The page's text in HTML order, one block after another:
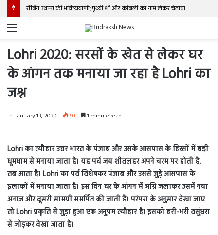
रॉबिन उथप्पा की भविष्यवाणी; पृथ्वी शॉ और कांबली का नाम लेकर चेताया
Menu
Lohri 2020: सरसों के खेत से लेकर घर
के आंगन तक मनाया जा रहा है Lohri का
जश्न
January 13, 2020 93 1 minute read
Lohri का त्यौहार उत्तर भारत के पंजाब और उसके आसपास के हिस्सों में बड़ी
धूमधाम से मनाया जाता है। यह पर्व जब शीतलहर अपने चरम पर होती है,
तब आता है। Lohri का पर्व विशेषकर पंजाब और उससे जुड़े आसपास के
इलाकों में मनाया जाता है। इस दिन घर के आंगन में अग्नि जलाकर उसमें नया
अनाज और दूसरी सामग्री समर्पित की जाती है। परंपरा के अनुसार देखा जाए
तो Lohri प्रकृति से जुड़ा हुआ एक अनुपम त्यौहार है। इसको हरी-भरी वसुंधरा
से जोड़कर देखा जाता है।